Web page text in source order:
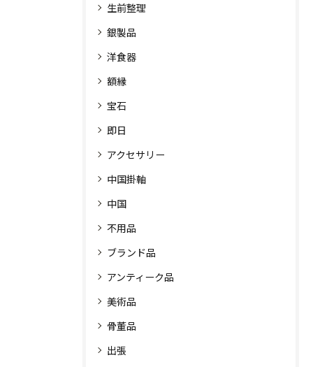
生前整理
銀製品
洋食器
額縁
宝石
即日
アクセサリー
中国掛軸
中国
不用品
ブランド品
アンティーク品
美術品
骨董品
出張